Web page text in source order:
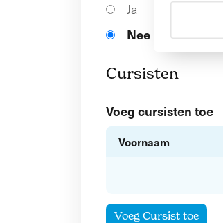
Ja
Nee
Cursisten
Voeg cursisten toe
Voornaam
Voeg Cursist toe